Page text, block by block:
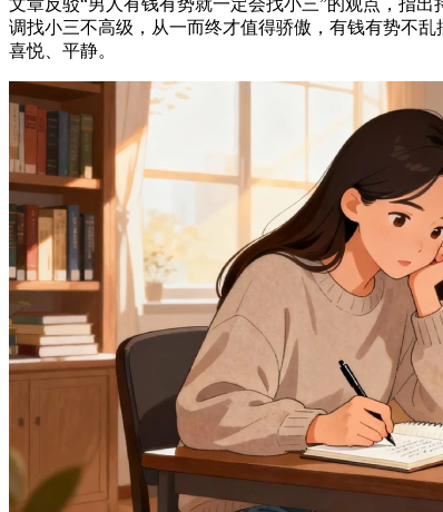
调找小三不高级，从一而终才值得骄傲，有钱有势不
喜悦、平静。